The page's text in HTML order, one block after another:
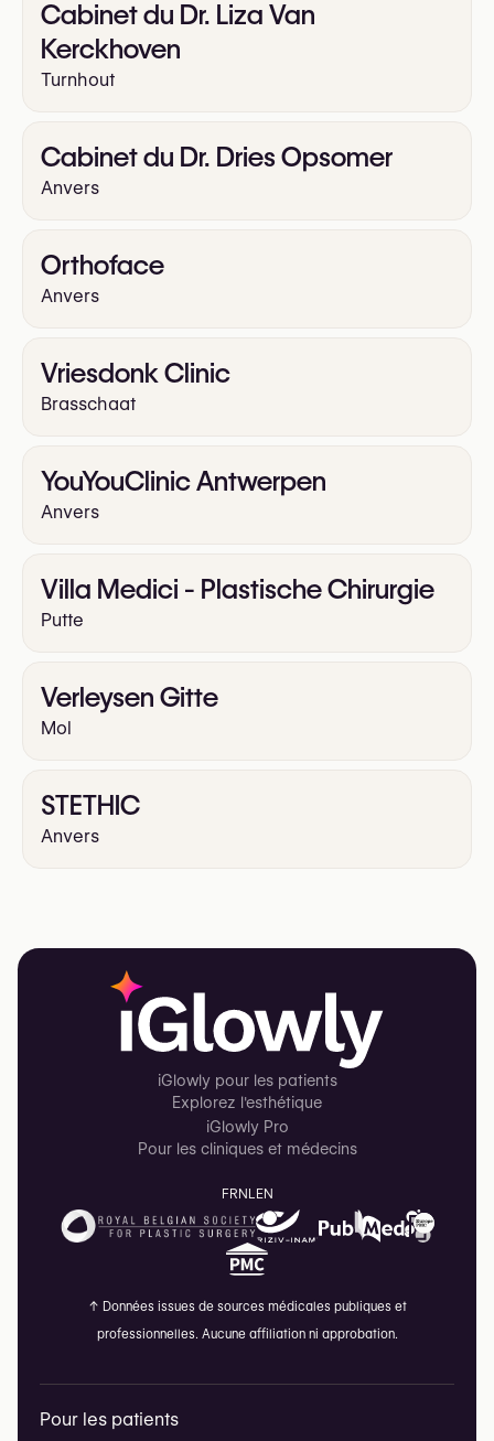
Cabinet du Dr. Liza Van
Kerckhoven
Turnhout
Cabinet du Dr. Dries Opsomer
Anvers
Orthoface
Anvers
Vriesdonk Clinic
Brasschaat
YouYouClinic Antwerpen
Anvers
Villa Medici - Plastische Chirurgie
Putte
Verleysen Gitte
Mol
STETHIC
Anvers
iGlowly pour les patients
Explorez l'esthétique
iGlowly Pro
Pour les cliniques et médecins
FRNLEN
↑ Données issues de sources médicales publiques et
professionnelles. Aucune affiliation ni approbation.
Pour les patients